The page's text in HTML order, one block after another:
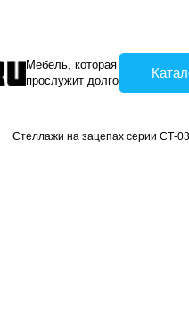
Мебель, которая
прослужит долго
Стеллажи на зацепах серии СТ-